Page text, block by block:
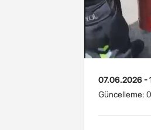
07.06.2026 -
Güncelleme: